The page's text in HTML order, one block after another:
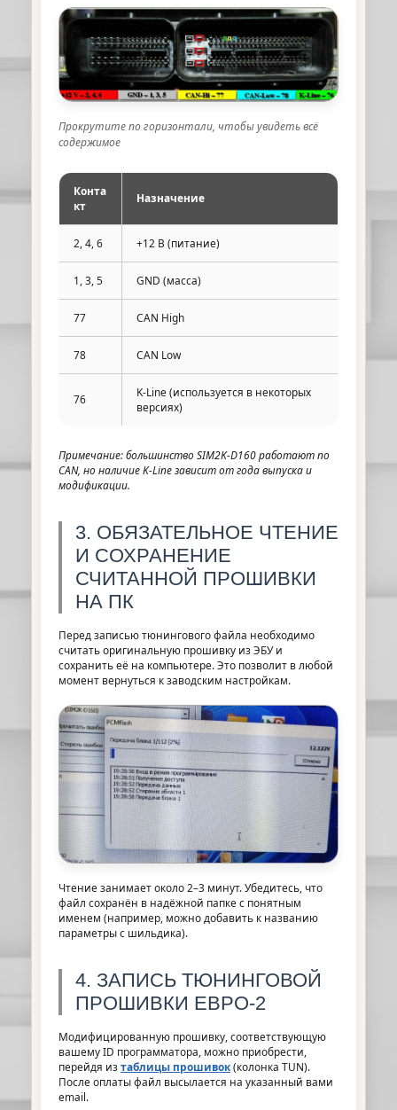
Прокрутите по горизонтали, чтобы увидеть всё
содержимое
Конта
кт
Назначение
2, 4, 6 +12 В (питание)
1, 3, 5 GND (масса)
77 CAN High
78 CAN Low
76
K‑Line (используется в некоторых
версиях)
Примечание: большинство SIM2K-D160 работают по
CAN, но наличие K‑Line зависит от года выпуска и
модификации.
3. ОБЯЗАТЕЛЬНОЕ ЧТЕНИЕ
И СОХРАНЕНИЕ
СЧИТАННОЙ ПРОШИВКИ
НА ПК
Перед записью тюнингового файла необходимо
считать оригинальную прошивку из ЭБУ и
сохранить её на компьютере. Это позволит в любой
момент вернуться к заводским настройкам.
Чтение занимает около 2–3 минут. Убедитесь, что
файл сохранён в надёжной папке с понятным
именем (например, можно добавить к названию
параметры с шильдика).
4. ЗАПИСЬ ТЮНИНГОВОЙ
ПРОШИВКИ ЕВРО-2
Модифицированную прошивку, соответствующую
вашему ID программатора, можно приобрести,
перейдя изтаблицы прошивок(колонка TUN).
После оплаты файл высылается на указанный вами
email.